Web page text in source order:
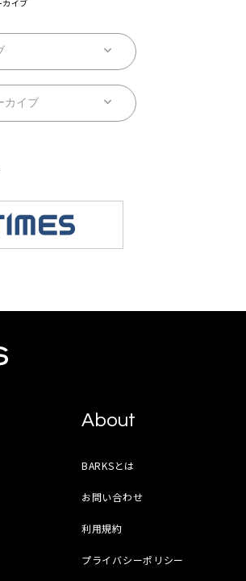
カイブ
About
BARKSとは
お問い合わせ
利用規約
プライバシーポリシー